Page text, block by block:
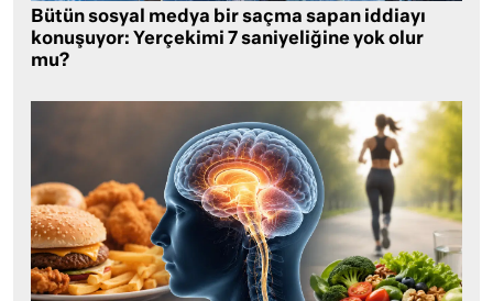
Bütün sosyal medya bir saçma sapan iddiayı
konuşuyor: Yerçekimi 7 saniyeliğine yok olur
mu?